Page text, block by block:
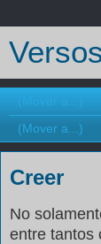
Creer
No
entre tantos